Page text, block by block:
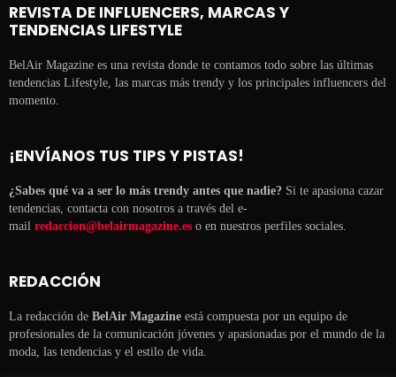
REVISTA DE INFLUENCERS, MARCAS Y
TENDENCIAS LIFESTYLE
BelAir Magazine es una revista donde te contamos todo sobre las últimas
tendencias Lifestyle, las marcas más trendy y los principales influencers del
momento.
¡ENVÍANOS TUS TIPS Y PISTAS!
¿Sabes qué va a ser lo más trendy antes que nadie? Si te apasiona cazar
tendencias, contacta con nosotros a través del e-
mail redaccion@belairmagazine.es o en nuestros perfiles sociales.
REDACCIÓN
La redacción de BelAir Magazine está compuesta por un equipo de
profesionales de la comunicación jóvenes y apasionadas por el mundo de la
moda, las tendencias y el estilo de vida.